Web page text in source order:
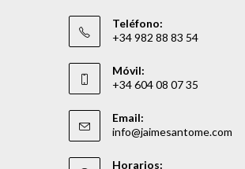
Teléfono:
+34 982 88 83 54
Móvil:
+34 604 08 07 35
Email:
info@jaimesantome.com
Horarios: